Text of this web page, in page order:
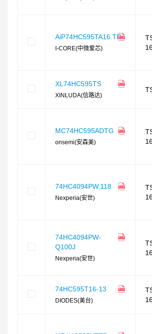
AiP74HC595TA16.TR
I-CORE(中微爱芯)
XL74HC595TS
XINLUDA(信路达)
MC74HC595ADTG
onsemi(安森美)
74HC4094PW,118
Nexperia(安世)
74HC4094PW-
Q100J
Nexperia(安世)
74HC595T16-13
DIODES(美台)